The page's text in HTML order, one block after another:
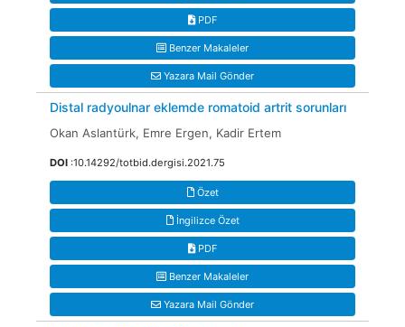
PDF
Benzer Makaleler
Yazara Mail Gönder
Distal radyoulnar eklemde romatoid artrit sorunları
Okan Aslantürk, Emre Ergen, Kadir Ertem
DOI :10.14292/totbid.dergisi.2021.75
Özet
İngilizce Özet
PDF
Benzer Makaleler
Yazara Mail Gönder